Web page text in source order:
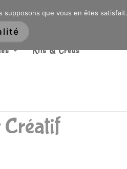
Kits & Créas
Créatif
supposons que vous en êtes satisfait.